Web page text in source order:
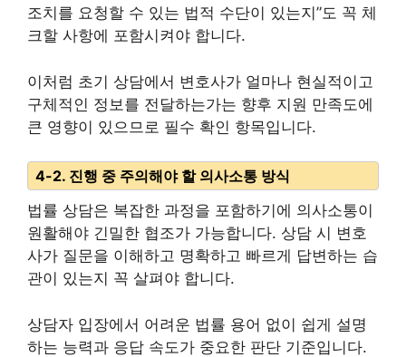
조치를 요청할 수 있는 법적 수단이 있는지”도 꼭 체
크할 사항에 포함시켜야 합니다.
이처럼 초기 상담에서 변호사가 얼마나 현실적이고
구체적인 정보를 전달하는가는 향후 지원 만족도에
큰 영향이 있으므로 필수 확인 항목입니다.
4-2. 진행 중 주의해야 할 의사소통 방식
법률 상담은 복잡한 과정을 포함하기에 의사소통이
원활해야 긴밀한 협조가 가능합니다. 상담 시 변호
사가 질문을 이해하고 명확하고 빠르게 답변하는 습
관이 있는지 꼭 살펴야 합니다.
상담자 입장에서 어려운 법률 용어 없이 쉽게 설명
하는 능력과 응답 속도가 중요한 판단 기준입니다.